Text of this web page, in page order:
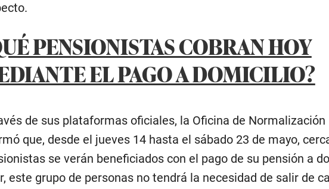
PENSIONISTAS COBRAN HOY
EL PAGO A DOMICILIO?
de sus plataformas oficiales, la Oficina de Normalización
que, desde el jueves 14 hasta el sábado 23 de mayo,
se verán beneficiados con el pago de su pensión a
este grupo de personas no tendrá la necesidad de salir de